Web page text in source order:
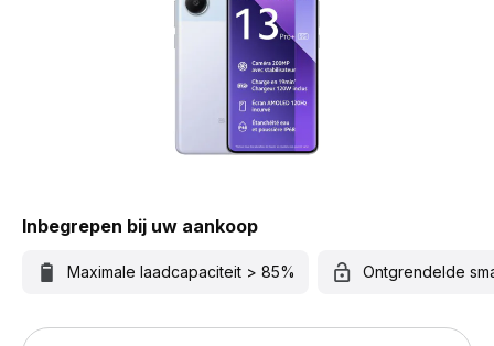
Inbegrepen bij uw aankoop
Maximale laadcapaciteit > 85% Ontgrendelde